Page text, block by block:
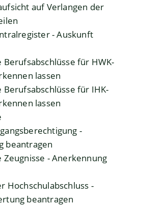
auf Verlangen der
- Auskunft
Berufsabschlüsse für HWK-
lassen
Berufsabschlüsse für IHK-
lassen
-
beantragen
Zeugnisse - Anerkennung
Hochschulabschluss -
beantragen